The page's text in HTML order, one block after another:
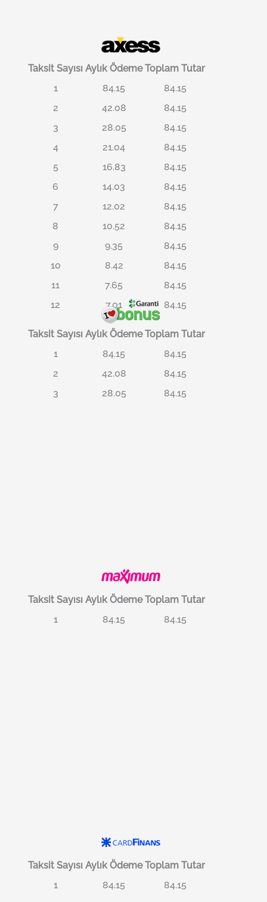
Taksit Sayısı Aylık Ödeme Toplam Tutar
1
84.15
84.15
2
42.08
84.15
3
28.05
84.15
4
21.04
84.15
5
16.83
84.15
6
14.03
84.15
7
12.02
84.15
8
10.52
84.15
9
9.35
84.15
10
8.42
84.15
11
7.65
84.15
12
7.01 84.15
Taksit Sayısı Aylık Ödeme Toplam Tutar
1
84.15
84.15
2
42.08
84.15
3
28.05 84.15
Taksit Sayısı Aylık Ödeme Toplam Tutar
1
84.15 84.15
Taksit Sayısı Aylık Ödeme Toplam Tutar
1
84.15 84.15